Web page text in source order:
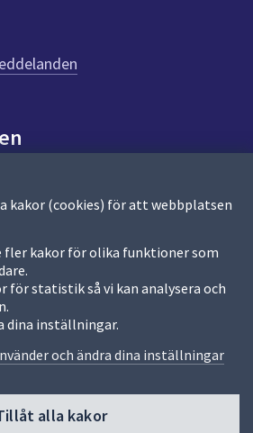
kakor (cookies) för att webbplatsen
fler kakor för olika funktioner som
för statistik så vi kan analysera och
dina inställningar.
och ändra dina inställningar
alla kakor
diarium
Fler sätt att följa oss